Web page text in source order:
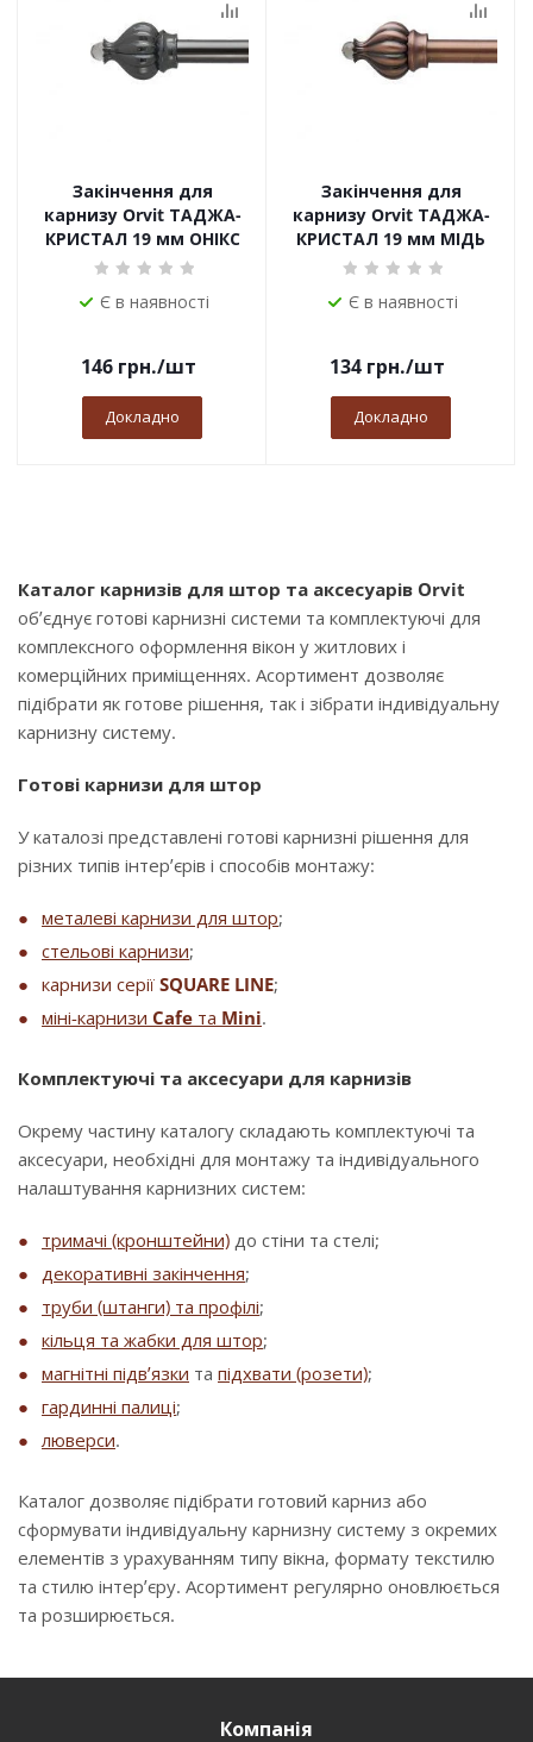
Закінчення для
карнизу Orvit ТАДЖА-
КРИСТАЛ 19 мм ОНІКС
Є в наявності
146грн./шт
Докладно
Закінчення для
карнизу Orvit ТАДЖА-
КРИСТАЛ 19 мм МІДЬ
Є в наявності
134грн./шт
Докладно
Каталог карнизів для штор та аксесуарів Orvit
об’єднує готові карнизні системи та комплектуючі для
комплексного оформлення вікон у житлових і
комерційних приміщеннях. Асортимент дозволяє
підібрати як готове рішення, так і зібрати індивідуальну
карнизну систему.
Готові карнизи для штор
У каталозі представлені готові карнизні рішення для
різних типів інтер’єрів і способів монтажу:
металеві карнизи для штор;
стельові карнизи;
карнизи серії SQUARE LINE;
міні-карнизи Cafe та Mini.
Комплектуючі та аксесуари для карнизів
Окрему частину каталогу складають комплектуючі та
аксесуари, необхідні для монтажу та індивідуального
налаштування карнизних систем:
тримачі (кронштейни) до стіни та стелі;
декоративні закінчення;
труби (штанги) та профілі;
кільця та жабки для штор;
магнітні підв’язки та підхвати (розети);
гардинні палиці;
люверси.
Каталог дозволяє підібрати готовий карниз або
сформувати індивідуальну карнизну систему з окремих
елементів з урахуванням типу вікна, формату текстилю
та стилю інтер’єру. Асортимент регулярно оновлюється
та розширюється.
Компанія